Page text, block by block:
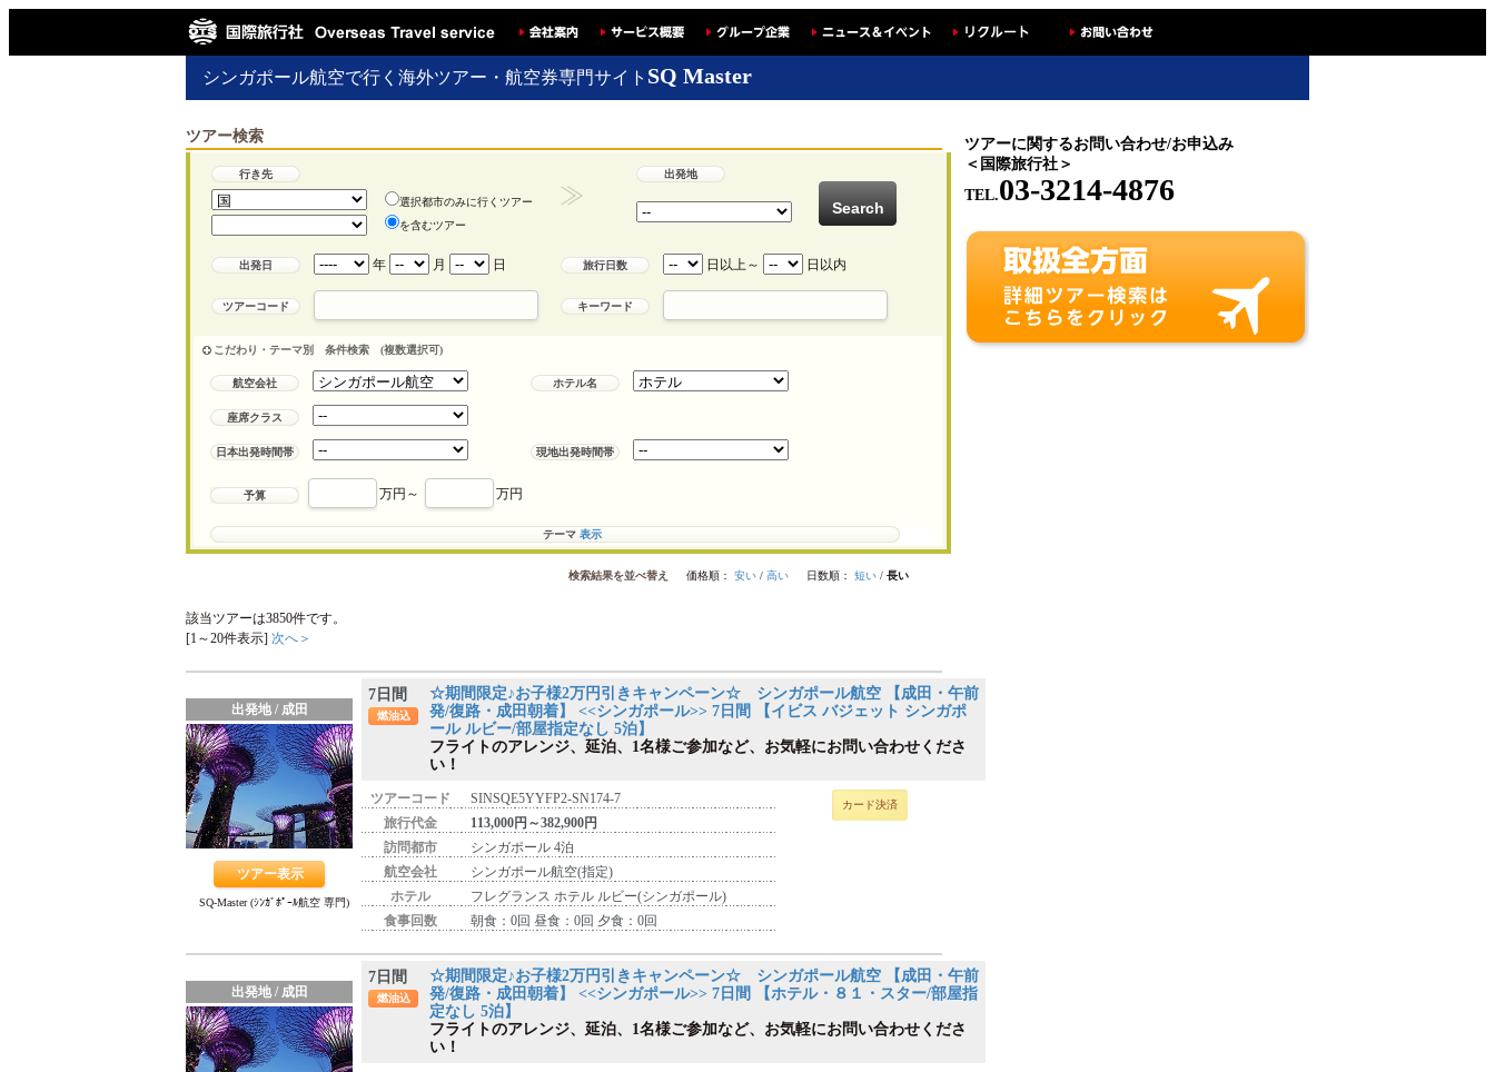
シンガポール航空で行く海外ツアー・航空券専門サイト SQ Master
ツアー検索
行き先 出発地
選択都市のみに行くツアー
を含むツアー
出発日 年 月 日 旅行日数 日以上～ 日以内
ツアーコード キーワード
こだわり・テーマ別 条件検索 (複数選択可)
航空会社 ホテル名
座席クラス
日本出発時間帯 現地出発時間帯
予算 万円～ 万円
テーマ 表示
検索結果を並べ替え 価格順： 安い / 高い 日数順： 短い / 長い
該当ツアーは3850件です。
[1～20件表示] 次へ＞
出発地 / 成田
ツアー表示
SQ-Master (ｼﾝｶﾞﾎﾟｰﾙ航空 専門)
7日間
燃油込
☆期間限定♪お子様2万円引きキャンペーン☆ シンガポール航空 【成田・午前
発/復路・成田朝着】 <<シンガポール>> 7日間 【イビス バジェット シンガポ
ール ルビー/部屋指定なし 5泊】
フライトのアレンジ、延泊、1名様ご参加など、お気軽にお問い合わせくださ
い！
ツアーコード
SINSQE5YYFP2-SN174-7
旅行代金
113,000円～382,900円
訪問都市
シンガポール 4泊
航空会社
シンガポール航空(指定)
ホテル
フレグランス ホテル ルビー(シンガポール)
食事回数
朝食：0回 昼食：0回 夕食：0回
カード決済
出発地 / 成田
7日間
燃油込
☆期間限定♪お子様2万円引きキャンペーン☆ シンガポール航空 【成田・午前
発/復路・成田朝着】 <<シンガポール>> 7日間 【ホテル・８１・スター/部屋指
定なし 5泊】
フライトのアレンジ、延泊、1名様ご参加など、お気軽にお問い合わせくださ
い！
ツアーに関するお問い合わせ/お申込み
＜国際旅行社＞
TEL.03-3214-4876